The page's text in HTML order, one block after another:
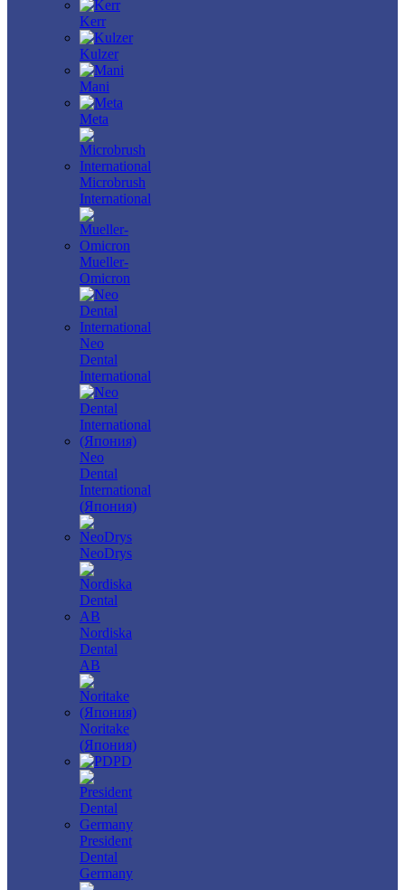
Kerr
Kulzer
Mani
Meta
Microbrush
International
Mueller-
Omicron
Neo
Dental
International
Neo
Dental
International
(Япония)
NeoDrys
Nordiska
Dental
AB
Noritake
(Япония)
PD
President
Dental
Germany